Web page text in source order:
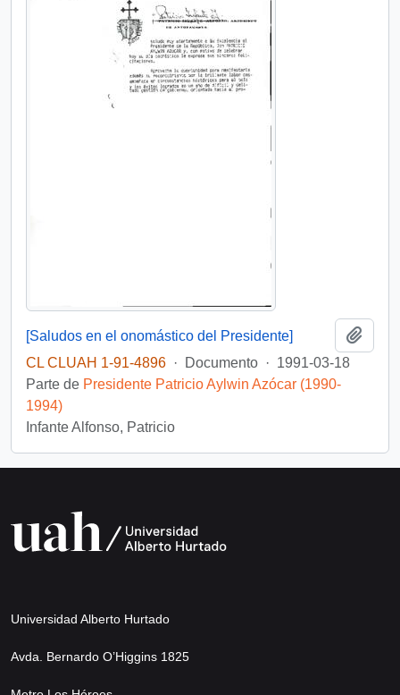
[Saludos en el onomástico del Presidente]
CL CLUAH 1-91-4896 · Documento · 1991-03-18
Parte de Presidente Patricio Aylwin Azócar (1990-
1994)
Infante Alfonso, Patricio
Universidad Alberto Hurtado
Avda. Bernardo O’Higgins 1825